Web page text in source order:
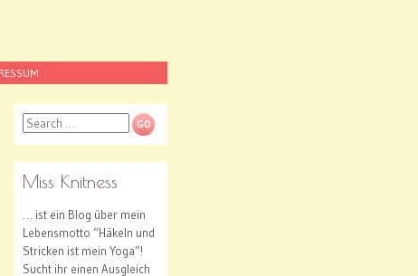
Search
Miss Knitness
… ist ein Blog über mein
Lebensmotto “Häkeln und
Stricken ist mein Yoga”!
Sucht ihr einen Ausgleich